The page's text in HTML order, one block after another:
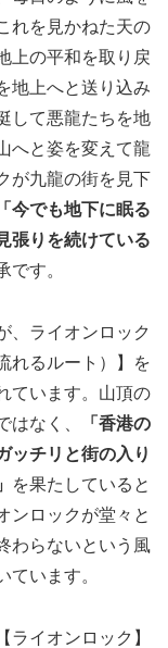
れを見かねた天の
上の平和を取り戻
地上へと送り込み
して悪龍たちを地
へと姿を変えて龍
が九龍の街を見下
「今でも地下に眠る
張りを続けている
です。
、ライオンロック
れるルート）】を
ています。山頂の
はなく、
「香港の
ッチリと街の入り
を果たしていると
ンロックが堂々と
わらないという風
ています。
ライオンロック】